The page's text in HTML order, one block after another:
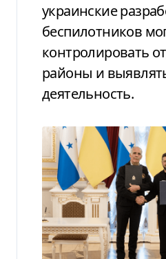
украинские
беспилотников
контролировать
районы и
деятельность.